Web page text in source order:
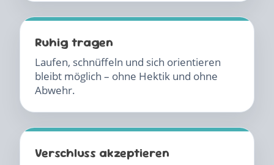
Ruhig tragen
Laufen, schnüffeln und sich orientieren
bleibt möglich – ohne Hektik und ohne
Abwehr.
Verschluss akzeptieren